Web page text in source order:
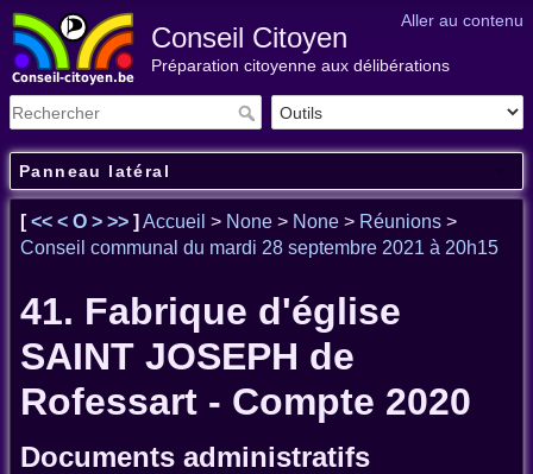
Aller au contenu
Conseil Citoyen
Préparation citoyenne aux délibérations
Panneau latéral
[<< < O > >> ] Accueil > None > None > Réunions >
Conseil communal du mardi 28 septembre 2021 à 20h15
41. Fabrique d'église
SAINT JOSEPH de
Rofessart - Compte 2020
Documents administratifs